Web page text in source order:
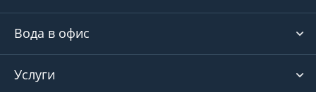
Вода в офис
Услуги